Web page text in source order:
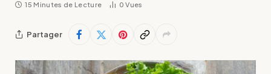
15 Minutes de Lecture 0Vues
Partager